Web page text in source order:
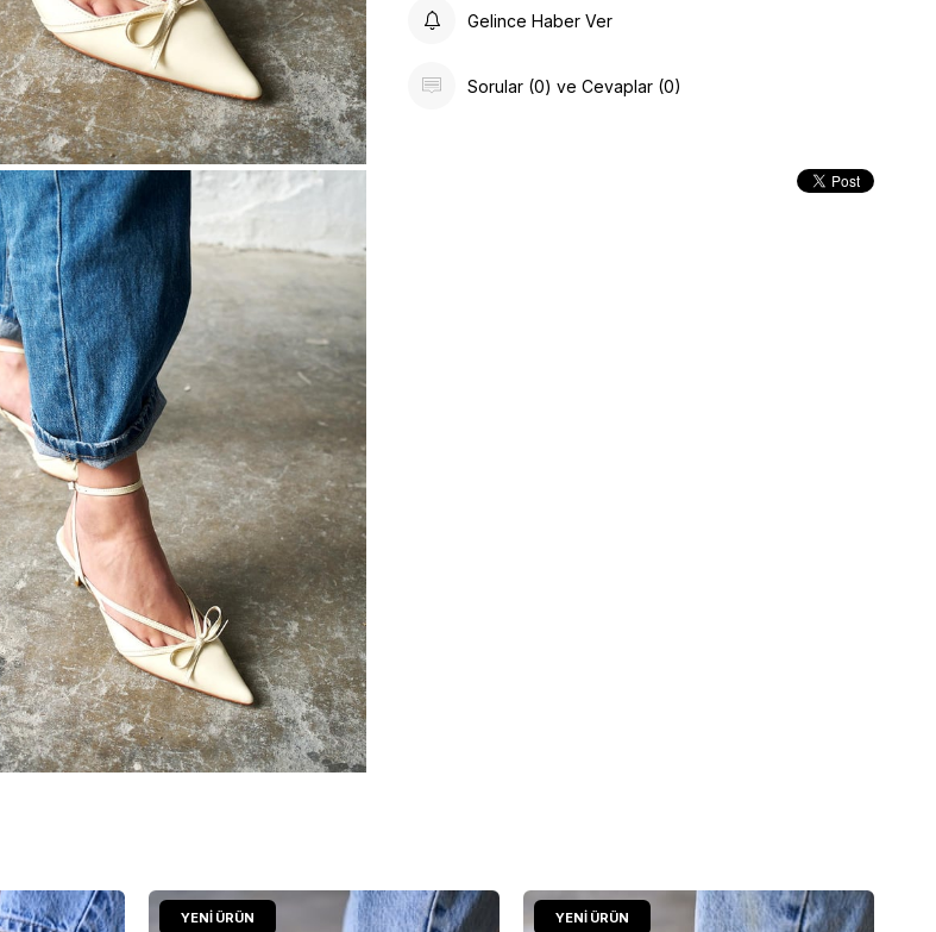
Gelince Haber Ver
Sorular (0) ve Cevaplar (0)
YENI ÜRÜN YENI ÜRÜN